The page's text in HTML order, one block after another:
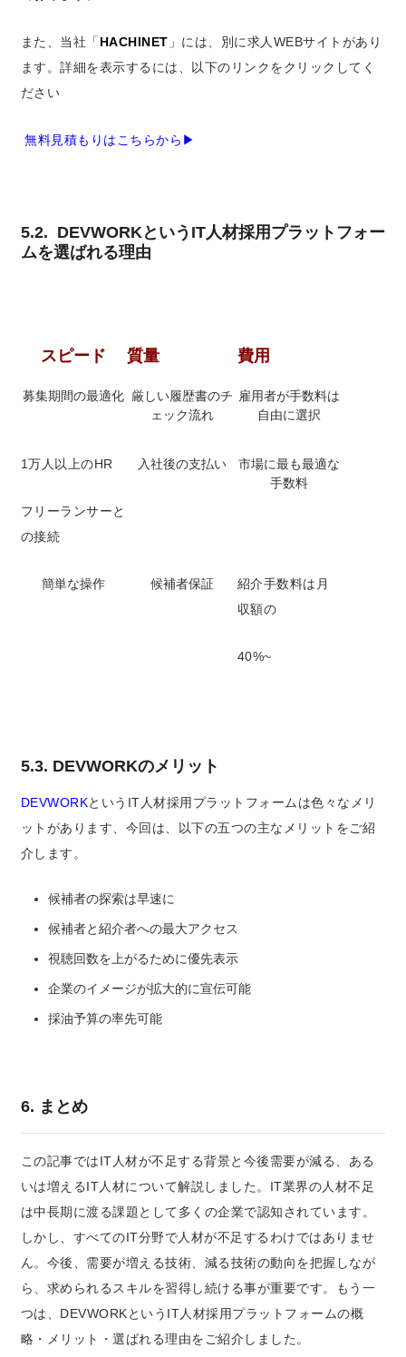
また、当社「 HACHINET 」には、別に求人WEBサイトがあり
ます。詳細を表示するには、以下のリンクをクリックしてく
ださい
無料見積もりはこちらから▶
5.2. DEVWORKというIT人材採用プラットフォー
ムを選ばれる理由
スピード 質量 費用
募集期間の最適化 厳しい履歴書のチ
ェック流れ
雇用者が手数料は
自由に選択
1万人以上のHR
フリーランサーと
の接続
入社後の支払い
市場に最も最適な
手数料
簡単な操作 候補者保証
紹介手数料は月
収額の
40%~
5.3. DEVWORKのメリット
DEVWORKというIT人材採用プラットフォームは色々なメリ
ットがあります、今回は、以下の五つの主なメリットをご紹
介します。
候補者の探索は早速に
候補者と紹介者への最大アクセス
視聴回数を上がるために優先表示
企業のイメージが拡大的に宣伝可能
採油予算の率先可能
6. まとめ
この記事ではIT人材が不足する背景と今後需要が減る、ある
いは増えるIT人材について解説しました。IT業界の人材不足
は中長期に渡る課題として多くの企業で認知されています。
しかし、すべてのIT分野で人材が不足するわけではありませ
ん。今後、需要が増える技術、減る技術の動向を把握しなが
ら、求められるスキルを習得し続ける事が重要です。もう一
つは、 DEVWORKというIT人材採用プラットフォームの概
略・メリット・選ばれる理由をご紹介しました。